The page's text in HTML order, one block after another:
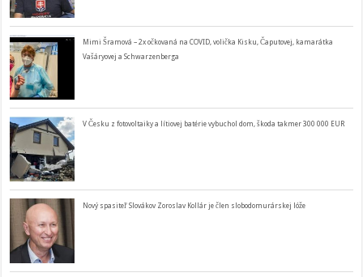
Mimi Šramová – 2x očkovaná na COVID, volička Kisku, Čaputovej, kamarátka
Vašáryovej a Schwarzenberga
V Česku z fotovoltaiky a lítiovej batérie vybuchol dom, škoda takmer 300 000 EUR
Nový spasiteľ Slovákov Zoroslav Kollár je člen slobodomurárskej lóže